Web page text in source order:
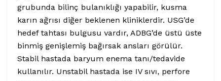
grubunda bilinç bulanıklığı yapabilir, kusma
karın ağrısı diğer beklenen kliniklerdir. USG’de
hedef tahtası bulgusu vardır, ADBG’de üstü üste
binmiş genişlemiş bağırsak ansları görülür.
Stabil hastada baryum enema tanı/tedavide
kullanılır. Unstabil hastada ise IV sıvı, perfore